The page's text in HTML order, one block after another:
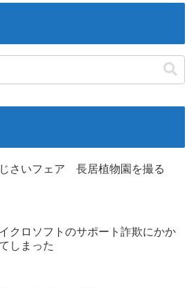
さいフェア 長居植物園を撮る
クロソフトのサポート詐欺にかか
しまった